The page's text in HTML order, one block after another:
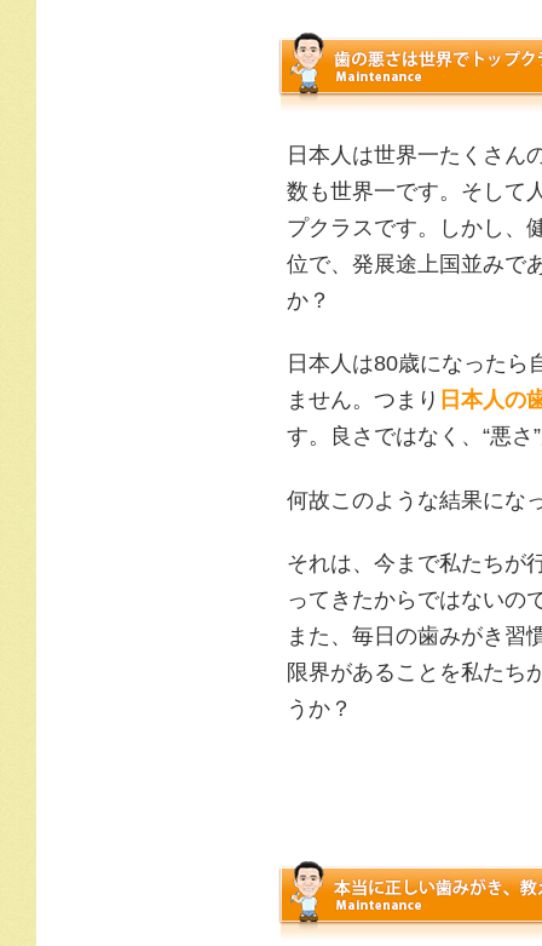
日本人は世界一たくさん
数も世界一です。そして
プクラスです。しかし、
位で、発展途上国並みで
か？
日本人は80歳になったら
ません。つまり 日本人の
す。良さではなく、“悪さ
何故このような結果にな
それは、今まで私たちが
ってきたからではないの
また、毎日の歯みがき習
限界があることを私たち
うか？